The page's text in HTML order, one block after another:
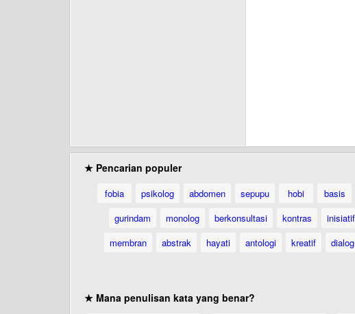
★ Pencarian populer
fobia psikolog abdomen sepupu hobi basis
gurindam
monolog berkonsultasi kontras inisiatif
membran
abstrak hayati antologi kreatif dialog
★ Mana penulisan kata yang benar?